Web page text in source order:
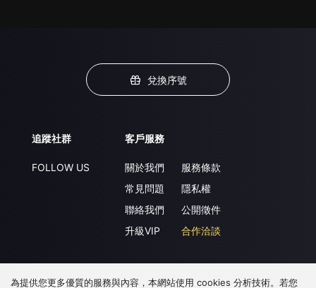
兌換序號
追蹤社群
FOLLOW US
客戶服務
關於我們
常見問題
聯絡我們
升級VIP
服務條款
隱私權
公開徵件
合作洽談
下載 APP
為提供您更多優質的服務與內容，本網站使用 cookies 分析技術。若您